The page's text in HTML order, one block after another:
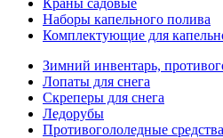
Краны садовые
Наборы капельного полива
Комплектующие для
Зимний инвентарь,
Лопаты для снега
Скреперы для снега
Ледорубы
Противогололедные средства